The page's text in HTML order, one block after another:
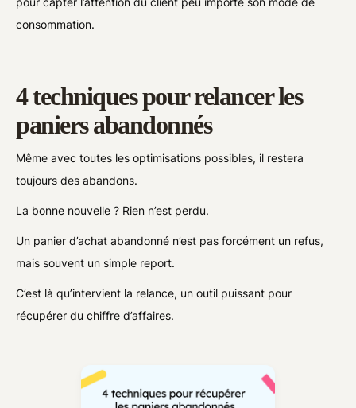
consommation.
4 techniques pour relancer les
paniers abandonnés
Même avec toutes les optimisations possibles, il restera
toujours des abandons.
La bonne nouvelle ? Rien n’est perdu.
Un panier d’achat abandonné n’est pas forcément un refus,
mais souvent un simple report.
C’est là qu’intervient la relance, un outil puissant pour
récupérer du chiffre d’affaires.